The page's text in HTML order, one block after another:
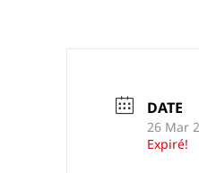
DATE
26 Mar
Expiré!